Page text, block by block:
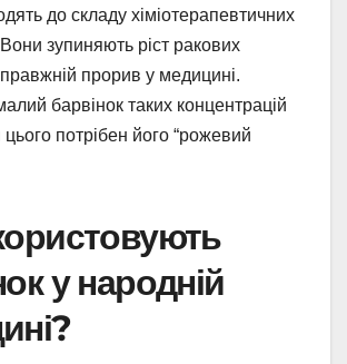
до складу хіміотерапевтичних
зупиняють ріст ракових
прорив у медицині.
барвінок таких концентрацій
потрібен його “рожевий
у народній